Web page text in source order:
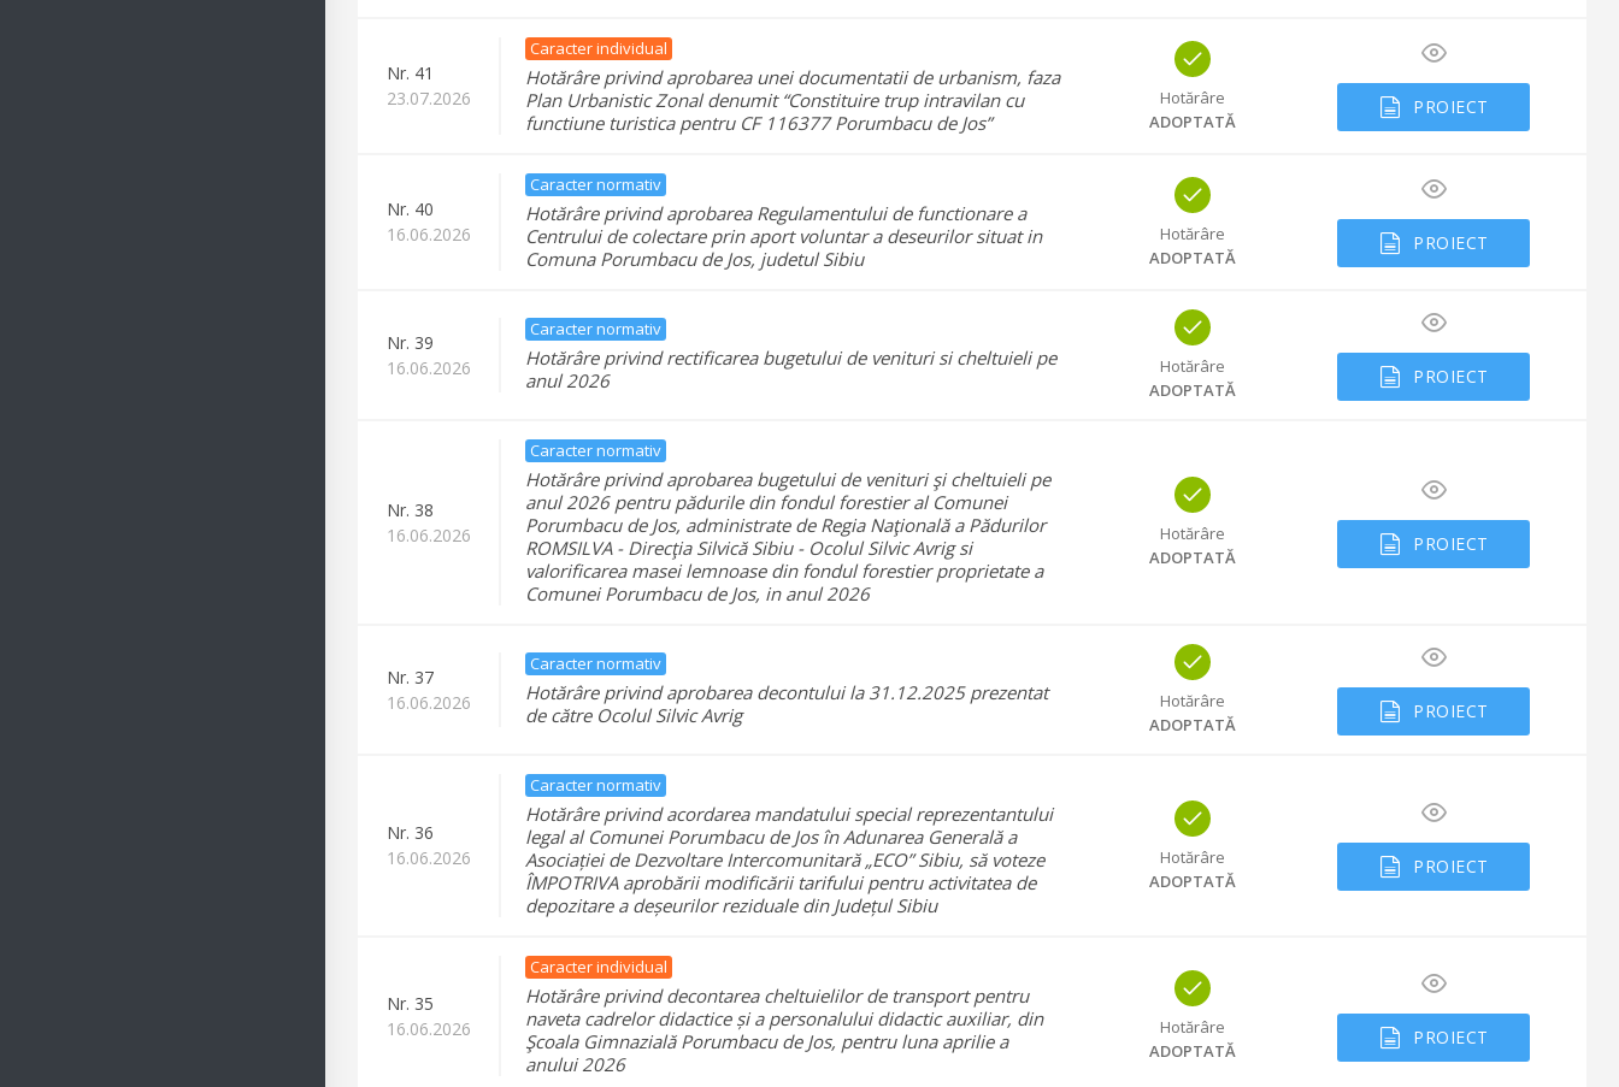
Nr. 41
23.07.2026
Caracter individual
Hotărâre privind aprobarea unei documentatii de urbanism, faza
Plan Urbanistic Zonal denumit “Constituire trup intravilan cu
functiune turistica pentru CF 116377 Porumbacu de Jos”
Hotărâre
ADOPTATĂ
PROIECT
Nr. 40
16.06.2026
Caracter normativ
Hotărâre privind aprobarea Regulamentului de functionare a
Centrului de colectare prin aport voluntar a deseurilor situat in
Comuna Porumbacu de Jos, judetul Sibiu
Hotărâre
ADOPTATĂ
PROIECT
Nr. 39
16.06.2026
Caracter normativ
Hotărâre privind rectificarea bugetului de venituri si cheltuieli pe
anul 2026
Hotărâre
ADOPTATĂ
PROIECT
Nr. 38
16.06.2026
Caracter normativ
Hotărâre privind aprobarea bugetului de venituri şi cheltuieli pe
anul 2026 pentru pădurile din fondul forestier al Comunei
Porumbacu de Jos, administrate de Regia Naţională a Pădurilor
ROMSILVA - Direcţia Silvică Sibiu - Ocolul Silvic Avrig si
valorificarea masei lemnoase din fondul forestier proprietate a
Comunei Porumbacu de Jos, in anul 2026
Hotărâre
ADOPTATĂ
PROIECT
Nr. 37
16.06.2026
Caracter normativ
Hotărâre privind aprobarea decontului la 31.12.2025 prezentat
de către Ocolul Silvic Avrig
Hotărâre
ADOPTATĂ
PROIECT
Nr. 36
16.06.2026
Caracter normativ
Hotărâre privind acordarea mandatului special reprezentantului
legal al Comunei Porumbacu de Jos în Adunarea Generală a
Asociației de Dezvoltare Intercomunitară „ECO” Sibiu, să voteze
ÎMPOTRIVA aprobării modificării tarifului pentru activitatea de
depozitare a deșeurilor reziduale din Județul Sibiu
Hotărâre
ADOPTATĂ
PROIECT
Nr. 35
16.06.2026
Caracter individual
Hotărâre privind decontarea cheltuielilor de transport pentru
naveta cadrelor didactice și a personalului didactic auxiliar, din
Şcoala Gimnazială Porumbacu de Jos, pentru luna aprilie a
anului 2026
Hotărâre
ADOPTATĂ
PROIECT